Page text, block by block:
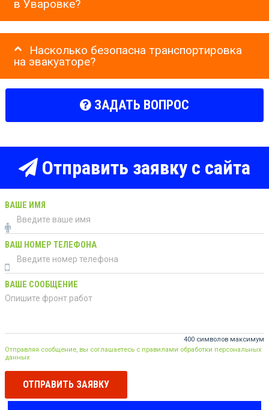
в Уваровке?
Насколько безопасна транспортировка
на эвакуаторе?
ЗАДАТЬ ВОПРОС
Отправить заявку с сайта
ВАШЕ ИМЯ
ВАШ НОМЕР ТЕЛЕФОНА
ВАШЕ СООБЩЕНИЕ
400 символов максимум
Отправляя сообщение, вы соглашаетесь с правилами обработки персональных
данных
ОТПРАВИТЬ ЗАЯВКУ